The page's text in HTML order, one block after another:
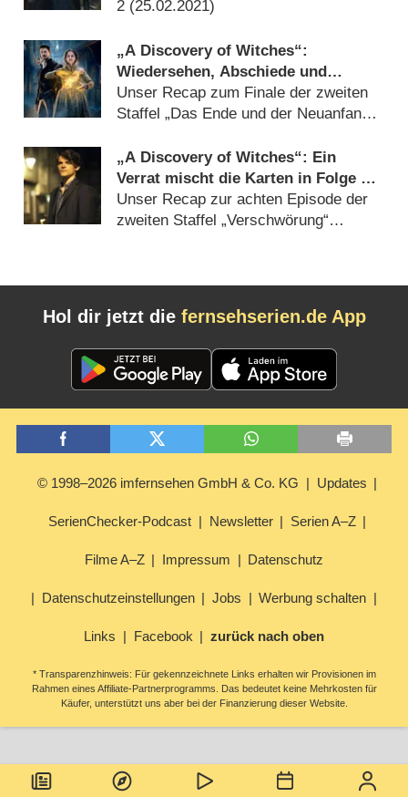
2 (25.02.2021)
„A Discovery of Witches“:
Wiedersehen, Abschiede und
Enthüllungen im Staffelfinale –
Review
Unser Recap zum Finale der zweiten
Staffel „Das Ende und der Neuanfang“
„A Discovery of Witches“: Ein
Verrat mischt die Karten in Folge 8
neu – Review
Unser Recap zur achten Episode der
zweiten Staffel „Verschwörung“
Hol dir jetzt die fernsehserien.de App
© 1998–2026 imfernsehen GmbH & Co. KG Updates
SerienChecker-Podcast Newsletter Serien A–Z
Filme A–Z Impressum Datenschutz
Datenschutzeinstellungen Jobs Werbung schalten
Links Facebook zurück nach oben
* Transparenzhinweis: Für gekennzeichnete Links erhalten wir Provisionen im
Rahmen eines Affiliate-Partnerprogramms. Das bedeutet keine Mehrkosten für
Käufer, unterstützt uns aber bei der Finanzierung dieser Website.